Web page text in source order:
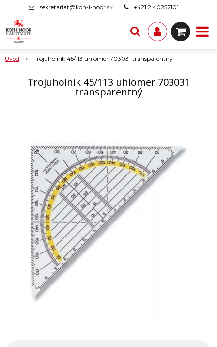
sekretariat@koh-i-noor.sk +421 2 40252101
Úvod Trojuholník 45/113 uhlomer 703031 transparentný
Trojuholník 45/113 uhlomer 703031
transparentný